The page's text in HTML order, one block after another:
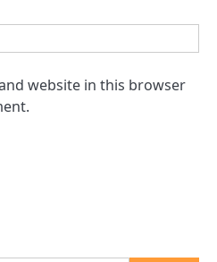
website in this browser